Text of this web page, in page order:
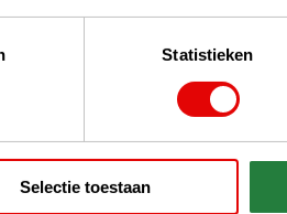
Statistieken
Selectie toestaan